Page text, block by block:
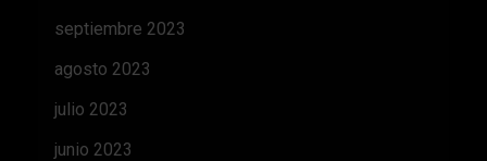
septiembre 2023
agosto 2023
julio 2023
junio 2023